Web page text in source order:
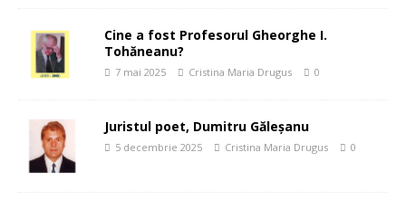
Cine a fost Profesorul Gheorghe I.
Tohăneanu?
7 mai 2025 Cristina Maria Drugus 0
Juristul poet, Dumitru Găleşanu
5 decembrie 2025 Cristina Maria Drugus 0